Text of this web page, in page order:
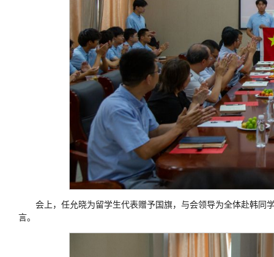
会上，任允晓为留学生代表赠予国旗，与会领导为全体赴韩同
言。